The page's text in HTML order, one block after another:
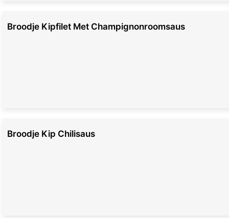
Broodje Kipfilet Met Champignonroomsaus
Broodje Kip Chilisaus